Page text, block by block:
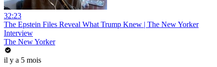
32:23
The Epstein Files Reveal What Trump Knew | The New Yorker
Interview
The New Yorker
il y a 5 mois